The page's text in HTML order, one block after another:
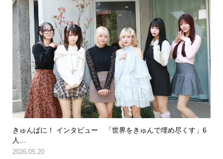
きゅんぱに！ インタビュー 「世界をきゅんで埋め尽くす」6
人...
2026.05.20